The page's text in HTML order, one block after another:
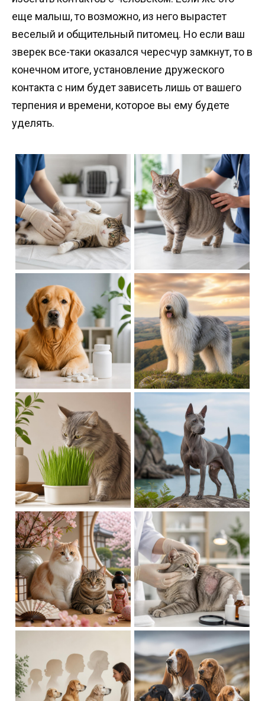
еще малыш, то возможно, из него вырастет
веселый и общительный питомец. Но если ваш
зверек все-таки оказался чересчур замкнут, то в
конечном итоге, установление дружеского
контакта с ним будет зависеть лишь от вашего
терпения и времени, которое вы ему будете
уделять.